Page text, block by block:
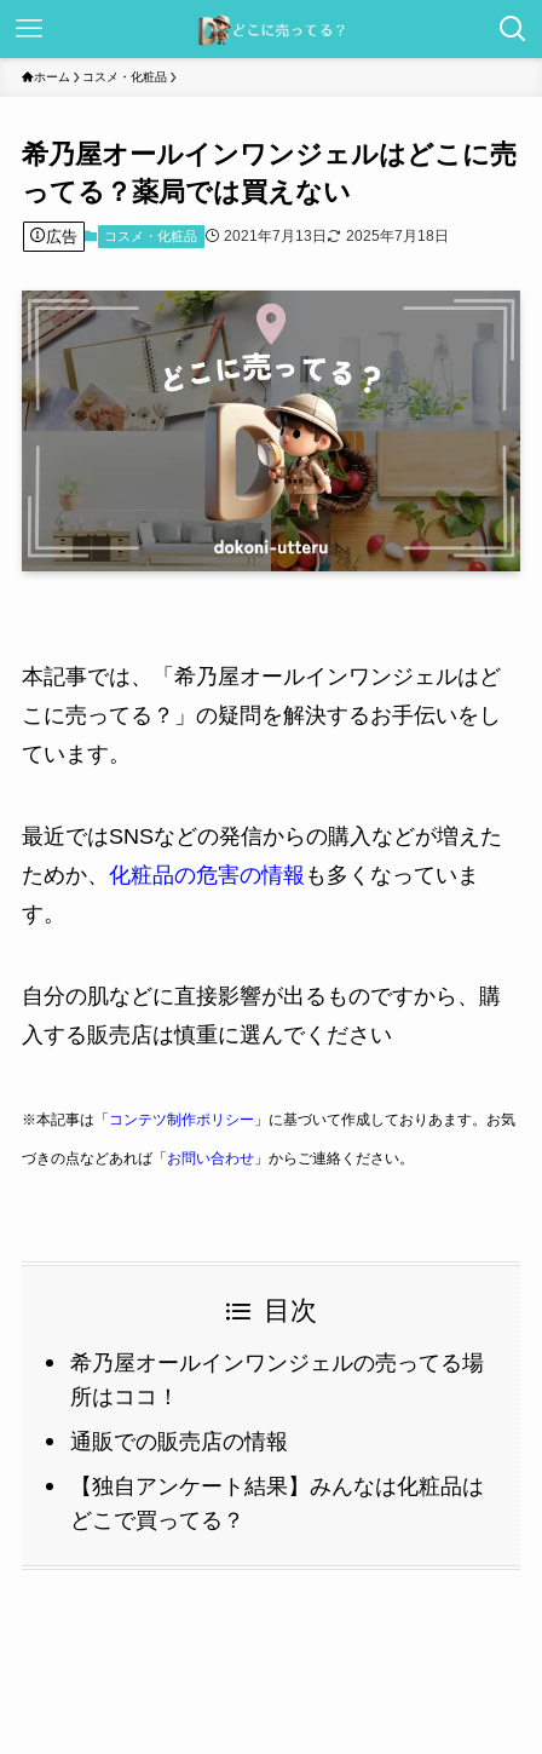
ホーム コスメ・化粧品
希乃屋オールインワンジェルはどこに売
ってる？薬局では買えない
広告 コスメ・化粧品 2021年7月13日 2025年7月18日
本記事では、「希乃屋オールインワンジェルはど
こに売ってる？」の疑問を解決するお手伝いをし
ています。
最近ではSNSなどの発信からの購入などが増えた
ためか、 化粧品の危害の情報 も多くなっていま
す。
自分の肌などに直接影響が出るものですから、購
入する販売店は慎重に選んでください
※本記事は「 コンテツ制作ポリシー 」に基づいて作成しておりあます。お気
づきの点などあれば「お問い合わせ」からご連絡ください。
目次
希乃屋オールインワンジェルの売ってる場
所はココ！
通販での販売店の情報
【独自アンケート結果】みんなは化粧品は
どこで買ってる？